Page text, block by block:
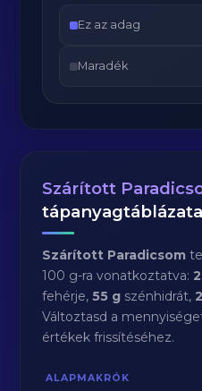
Ez az adag
Maradék
Szárított
tápanyagtáblázata
Szárított Paradicsom
100 g-ra vonatkoztatva:
fehérje,55 g szénhidrát,
Változtasd a
értékek frissítéséhez.
ALAPMAKRÓK